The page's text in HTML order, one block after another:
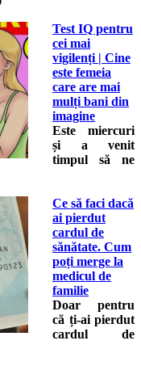
Test IQ pentru
cei mai
vigilenți | Cine
este femeia
care are mai
mulți bani din
imagine
Este miercuri
și a venit
timpul să ne
Ce să faci dacă
ai pierdut
cardul de
sănătate. Cum
poți merge la
medicul de
familie
Doar pentru
că ți-ai pierdut
cardul de